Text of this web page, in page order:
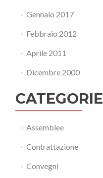
Gennaio 2017
Febbraio 2012
Aprile 2011
Dicembre 2000
CATEGORIE
Assemblee
Contrattazione
Convegni